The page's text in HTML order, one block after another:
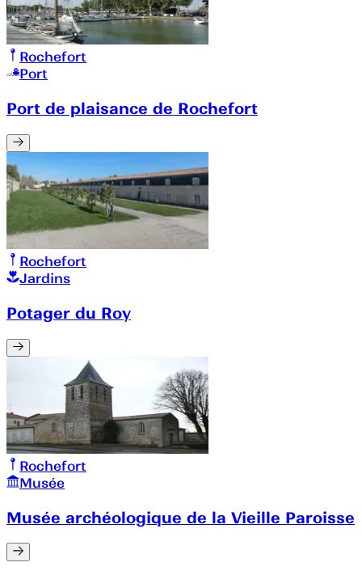
Rochefort
Port
Port de plaisance de Rochefort
Rochefort
Jardins
Potager du Roy
Rochefort
Musée
Musée archéologique de la Vieille Paroisse